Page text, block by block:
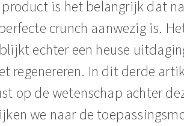
is het belangrijk dat
crunch aanwezig is.
echter een heuse
regenereren. In dit derde
op de wetenschap achter
we naar de